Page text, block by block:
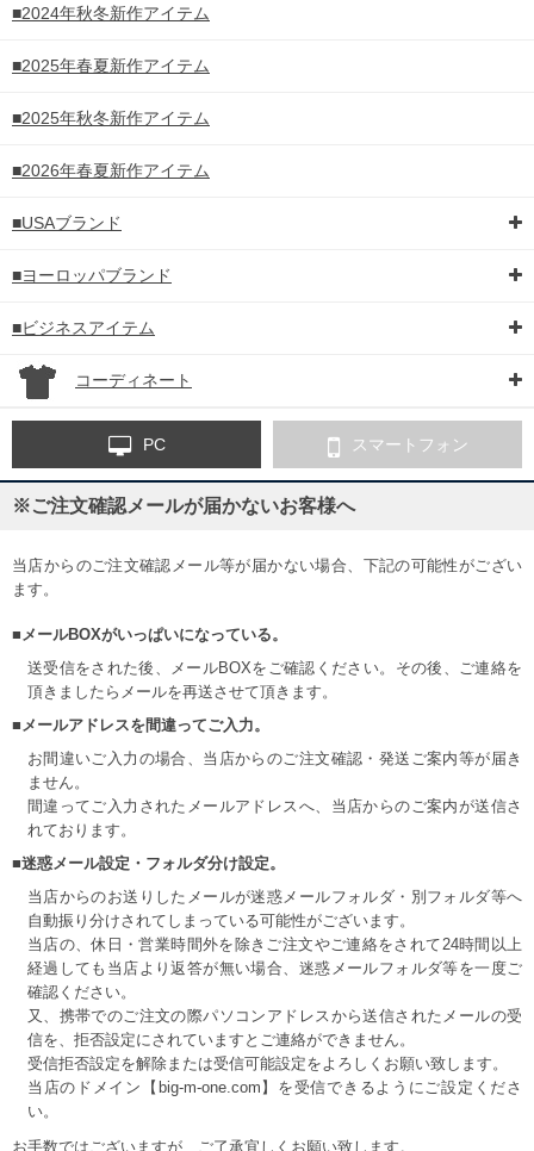
■2024年秋冬新作アイテム
■2025年春夏新作アイテム
■2025年秋冬新作アイテム
■2026年春夏新作アイテム
■USAブランド
■ヨーロッパブランド
■ビジネスアイテム
コーディネート
PC スマートフォン
※ご注文確認メールが届かないお客様へ
当店からのご注文確認メール等が届かない場合、下記の可能性がござい
ます。
■メールBOXがいっぱいになっている。
送受信をされた後、メールBOXをご確認ください。その後、ご連絡を
頂きましたらメールを再送させて頂きます。
■メールアドレスを間違ってご入力。
お間違いご入力の場合、当店からのご注文確認・発送ご案内等が届き
ません。
間違ってご入力されたメールアドレスへ、当店からのご案内が送信さ
れております。
■迷惑メール設定・フォルダ分け設定。
当店からのお送りしたメールが迷惑メールフォルダ・別フォルダ等へ
自動振り分けされてしまっている可能性がございます。
当店の、休日・営業時間外を除きご注文やご連絡をされて24時間以上
経過しても当店より返答が無い場合、迷惑メールフォルダ等を一度ご
確認ください。
又、携帯でのご注文の際パソコンアドレスから送信されたメールの受
信を、拒否設定にされていますとご連絡ができません。
受信拒否設定を解除または受信可能設定をよろしくお願い致します。
当店のドメイン【big-m-one.com】を受信できるようにご設定くださ
い。
お手数ではございますが、ご了承宜しくお願い致します。